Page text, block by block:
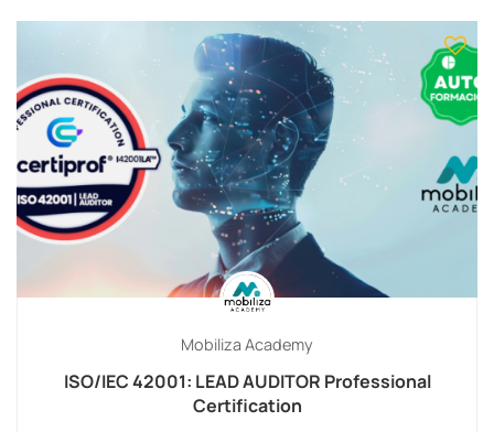
Mobiliza Academy
ISO/IEC 42001: LEAD AUDITOR Professional
Certification